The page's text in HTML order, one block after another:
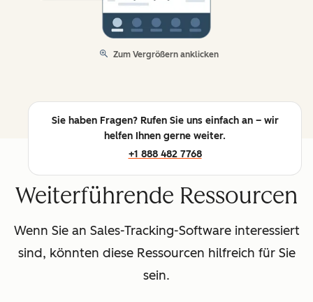
Zum Vergrößern anklicken
Sie haben Fragen? Rufen Sie uns einfach an – wir
helfen Ihnen gerne weiter.
+1 888 482 7768
Weiterführende Ressourcen
Wenn Sie an Sales-Tracking-Software interessiert
sind, könnten diese Ressourcen hilfreich für Sie
sein.